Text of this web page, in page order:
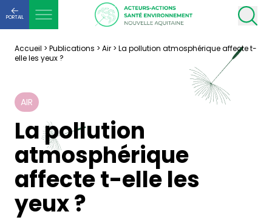
PORTAIL
Accueil > Publications > Air > La pollution atmosphérique affecte t-
elle les yeux ?
AIR
La pollution
atmosphérique
affecte t-elle les
yeux ?